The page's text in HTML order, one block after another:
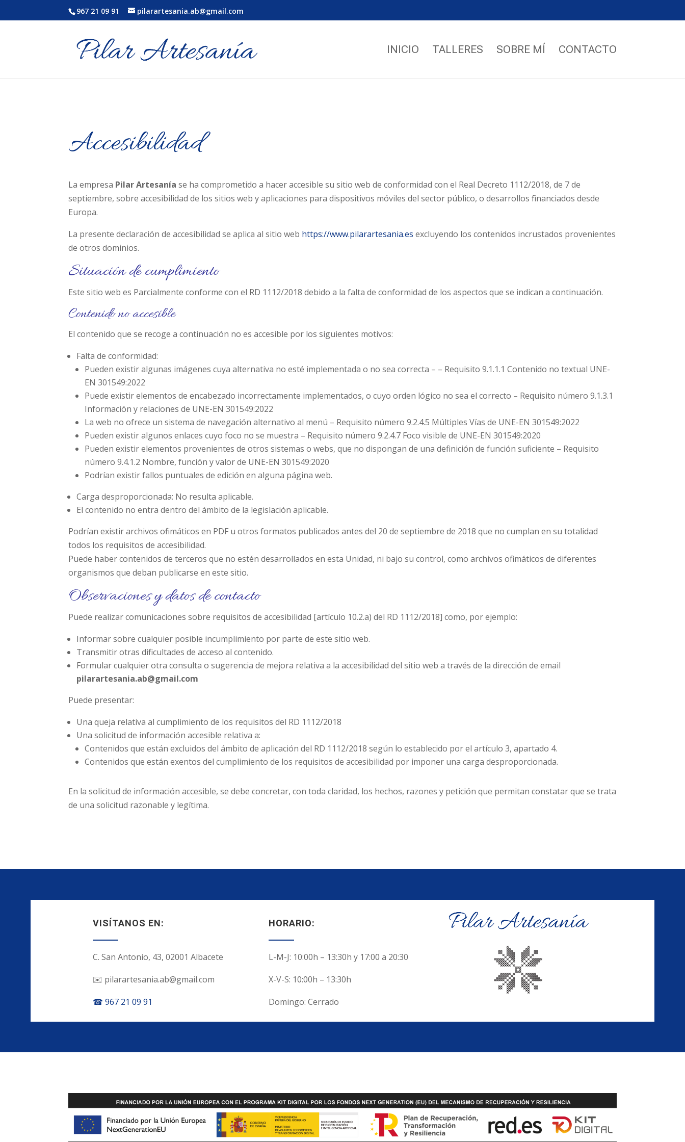
967 21 09 91 pilarartesania.ab@gmail.com
INICIO TALLERES SOBRE MÍ CONTACTO
Accesibilidad
La empresa Pilar Artesanía se ha comprometido a hacer accesible su sitio web de conformidad con el Real Decreto 1112/2018, de 7 de
septiembre, sobre accesibilidad de los sitios web y aplicaciones para dispositivos móviles del sector público, o desarrollos financiados desde
Europa.
La presente declaración de accesibilidad se aplica al sitio web https://www.pilarartesania.esexcluyendo los contenidos incrustados provenientes
de otros dominios.
Situación de cumplimiento
Este sitio web es Parcialmente conforme con el RD 1112/2018 debido a la falta de conformidad de los aspectos que se indican a continuación.
Contenido no accesible
El contenido que se recoge a continuación no es accesible por los siguientes motivos:
Falta de conformidad:
Pueden existir algunas imágenes cuya alternativa no esté implementada o no sea correcta – – Requisito 9.1.1.1 Contenido no textual UNE-
EN 301549:2022
Puede existir elementos de encabezado incorrectamente implementados, o cuyo orden lógico no sea el correcto – Requisito número 9.1.3.1
Información y relaciones de UNE-EN 301549:2022
La web no ofrece un sistema de navegación alternativo al menú – Requisito número 9.2.4.5 Múltiples Vías de UNE-EN 301549:2022
Pueden existir algunos enlaces cuyo foco no se muestra – Requisito número 9.2.4.7 Foco visible de UNE-EN 301549:2020
Pueden existir elementos provenientes de otros sistemas o webs, que no dispongan de una definición de función suficiente – Requisito
número 9.4.1.2 Nombre, función y valor de UNE-EN 301549:2020
Podrían existir fallos puntuales de edición en alguna página web.
Carga desproporcionada: No resulta aplicable.
El contenido no entra dentro del ámbito de la legislación aplicable.
Podrían existir archivos ofimáticos en PDF u otros formatos publicados antes del 20 de septiembre de 2018 que no cumplan en su totalidad
todos los requisitos de accesibilidad.
Puede haber contenidos de terceros que no estén desarrollados en esta Unidad, ni bajo su control, como archivos ofimáticos de diferentes
organismos que deban publicarse en este sitio.
Observaciones y datos de contacto
Puede realizar comunicaciones sobre requisitos de accesibilidad [artículo 10.2.a) del RD 1112/2018] como, por ejemplo:
Informar sobre cualquier posible incumplimiento por parte de este sitio web.
Transmitir otras dificultades de acceso al contenido.
Formular cualquier otra consulta o sugerencia de mejora relativa a la accesibilidad del sitio web a través de la dirección de email
pilarartesania.ab@gmail.com
Puede presentar:
Una queja relativa al cumplimiento de los requisitos del RD 1112/2018
Una solicitud de información accesible relativa a:
Contenidos que están excluidos del ámbito de aplicación del RD 1112/2018 según lo establecido por el artículo 3, apartado 4.
Contenidos que están exentos del cumplimiento de los requisitos de accesibilidad por imponer una carga desproporcionada.
En la solicitud de información accesible, se debe concretar, con toda claridad, los hechos, razones y petición que permitan constatar que se trata
de una solicitud razonable y legítima.
VISÍTANOS EN:
C. San Antonio, 43, 02001 Albacete
✉️ pilarartesania.ab@gmail.com
☎ 967 21 09 91
HORARIO:
L-M-J: 10:00h – 13:30h y 17:00 a 20:30
X-V-S: 10:00h – 13:30h
Domingo: Cerrado